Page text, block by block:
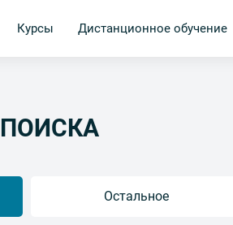
Курсы Дистанционное обучение
Остальное